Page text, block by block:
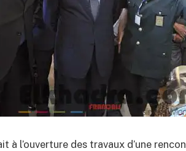
à l’ouverture des travaux d’une